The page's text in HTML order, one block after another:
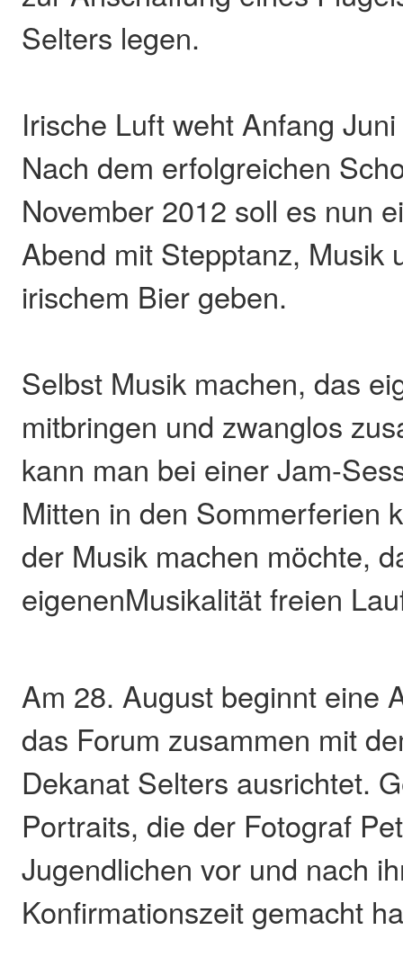
Selters legen.
Irische Luft weht Anfang
Nach dem erfolgreichen
November 2012 soll es nun
Abend mit Stepptanz, Musik
irischem Bier geben.
Selbst Musik machen, das
mitbringen und zwanglos
kann man bei einer Jam-
Mitten in den Sommerferien
der Musik machen möchte,
eigenenMusikalität freien
Am 28. August beginnt eine
das Forum zusammen mit
Dekanat Selters ausrichtet.
Portraits, die der Fotograf
Jugendlichen vor und nach
Konfirmationszeit gemacht